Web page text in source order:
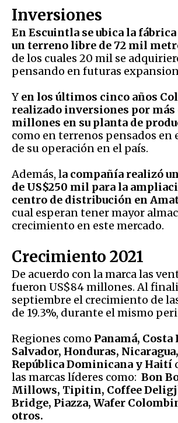
Inversiones
En Escuintla se ubica la
un terreno libre de 72 mil
de los cuales 20 mil se
pensando en futuras
Yen los últimos cinco años
realizado inversiones por más
millones en su planta de
como en terrenos pensados en
de su operación en el país.
Además, la compañía realizó
de US$250 mil para la
centro de distribución en
cual esperan tener mayor
crecimiento en este mercado.
Crecimiento 2021
De acuerdo con la marca las
fueron US$84 millones. Al
septiembre el crecimiento de
de 19.3%, durante el mismo
Regiones como Panamá, Costa
Salvador, Honduras,
República Dominicana y Haití
las marcas líderes como: Bon
Millows, Tipitin, Coffee
Bridge, Piazza, Wafer
otros.